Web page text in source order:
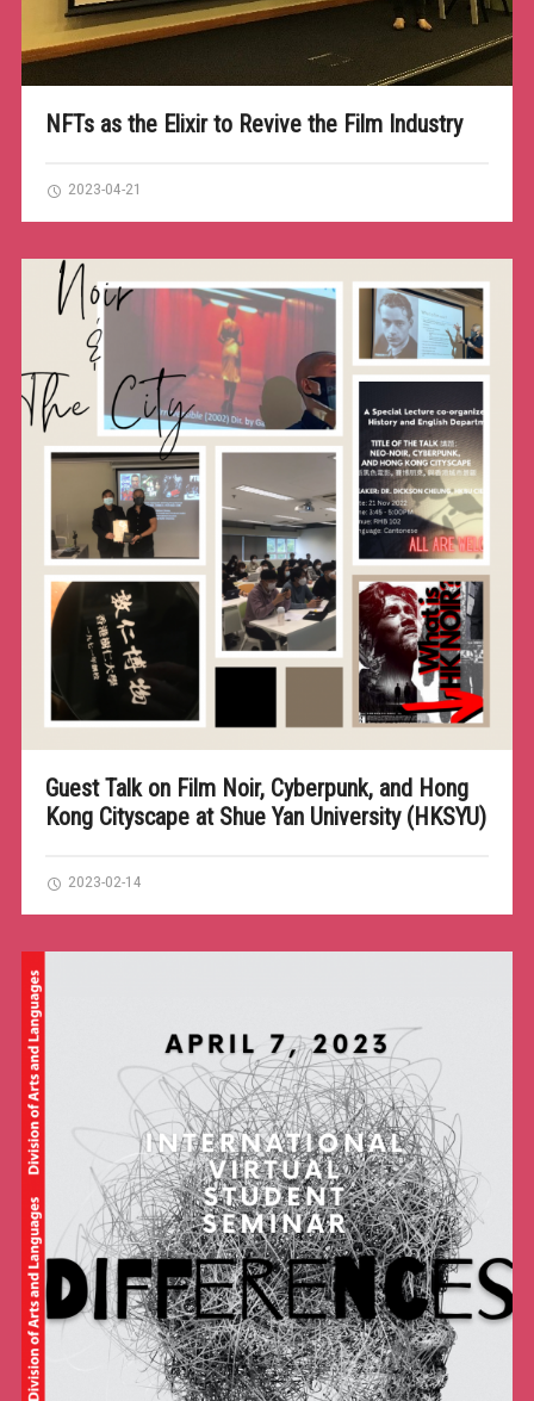
NFTs as the Elixir to Revive the Film Industry
2023-04-21
Guest Talk on Film Noir, Cyberpunk, and Hong
Kong Cityscape at Shue Yan University (HKSYU)
2023-02-14